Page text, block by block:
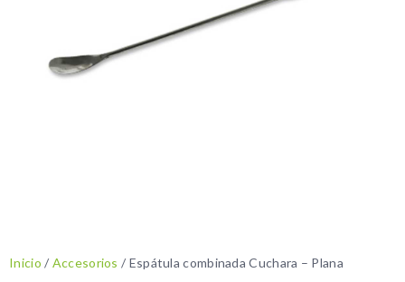
Inicio / Accesorios / Espátula combinada Cuchara – Plana